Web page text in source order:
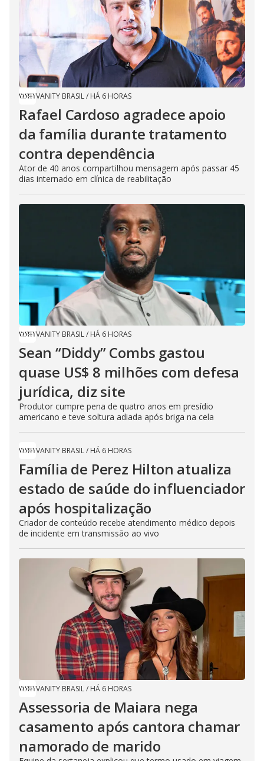
VANITY BRASIL/ HÁ 6 HORAS
Rafael Cardoso agradece apoio
da família durante tratamento
contra dependência
Ator de 40 anos compartilhou mensagem após passar 45
dias internado em clínica de reabilitação
VANITY BRASIL/ HÁ 6 HORAS
Sean “Diddy” Combs gastou
quase US$ 8 milhões com defesa
jurídica, diz site
Produtor cumpre pena de quatro anos em presídio
americano e teve soltura adiada após briga na cela
VANITY BRASIL/ HÁ 6 HORAS
Família de Perez Hilton atualiza
estado de saúde do influenciador
após hospitalização
Criador de conteúdo recebe atendimento médico depois
de incidente em transmissão ao vivo
VANITY BRASIL/ HÁ 6 HORAS
Assessoria de Maiara nega
casamento após cantora chamar
namorado de marido